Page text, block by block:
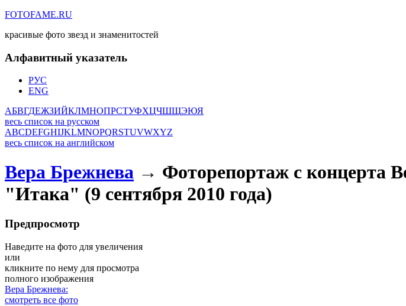
FOTOFAME.RU
красивые фото звезд и знаменитостей
Алфавитный указатель
РУС
ENG
АБВГДЕЖЗИЙКЛМНОПРСТУФХЦЧШЩЭЮЯ
весь список на русском
ABCDEFGHIJKLMNOPQRSTUVWXYZ
весь список на английском
Вера Брежнева → Фоторепортаж с концерта
"Итака" (9 сентября 2010 года)
Предпросмотр
Наведите на фото для увеличения
или
кликните по нему для просмотра
полного изображения
Вера Брежнева:
смотреть все фото